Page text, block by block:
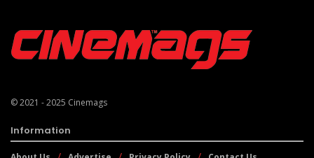
© 2021 - 2025 Cinemags
Information